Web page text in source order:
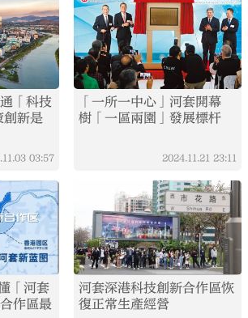
「科技
創新是
03:57
「一所一中心」河套開幕
樹「一區兩園」發展標杆
2024.11.21 23:11
「河套
作區最
河套深港科技創新合作區恢
復正常生產經營